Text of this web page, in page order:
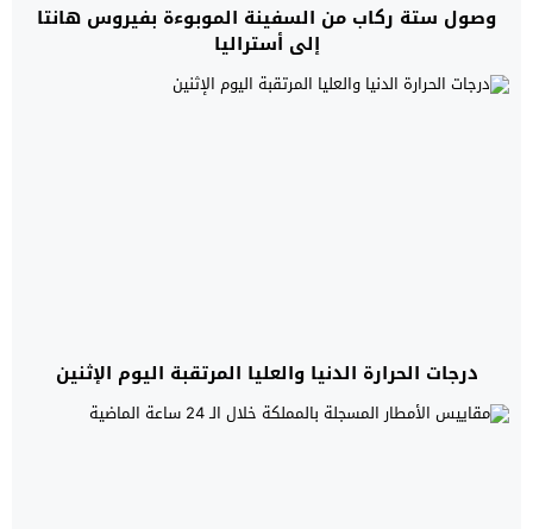
وصول ستة ركاب من السفينة الموبوءة بفيروس هانتا
إلى أستراليا
درجات الحرارة الدنيا والعليا المرتقبة اليوم الإثنين